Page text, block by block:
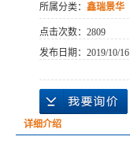
所属分类： 鑫瑞景华
点击次数： 2809
发布日期： 2019/10/16
详细介绍